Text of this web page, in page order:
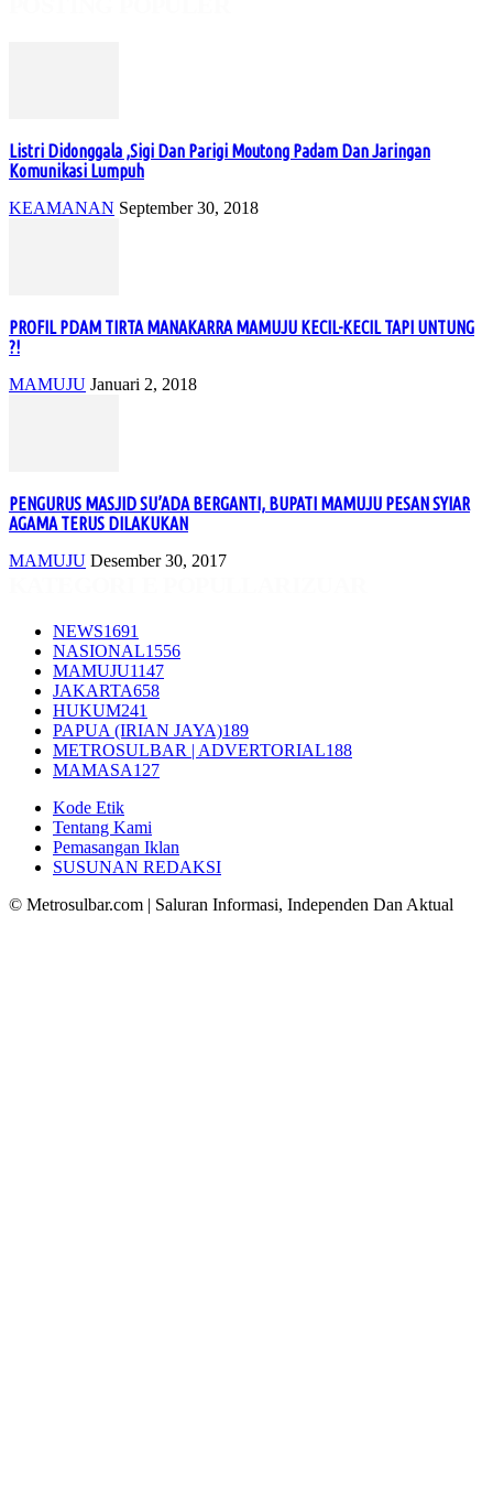
Listri Didonggala ,Sigi Dan Parigi Moutong Padam Dan Jaringan
Komunikasi Lumpuh
KEAMANAN September 30, 2018
PROFIL PDAM TIRTA MANAKARRA MAMUJU KECIL-KECIL TAPI UNTUNG
?!
MAMUJU Januari 2, 2018
PENGURUS MASJID SU’ADA BERGANTI, BUPATI MAMUJU PESAN SYIAR
AGAMA TERUS DILAKUKAN
MAMUJU Desember 30, 2017
NEWS1691
NASIONAL1556
MAMUJU1147
JAKARTA658
HUKUM241
PAPUA (IRIAN JAYA)189
METROSULBAR | ADVERTORIAL188
MAMASA127
Kode Etik
Tentang Kami
Pemasangan Iklan
SUSUNAN REDAKSI
© Metrosulbar.com | Saluran Informasi, Independen Dan Aktual